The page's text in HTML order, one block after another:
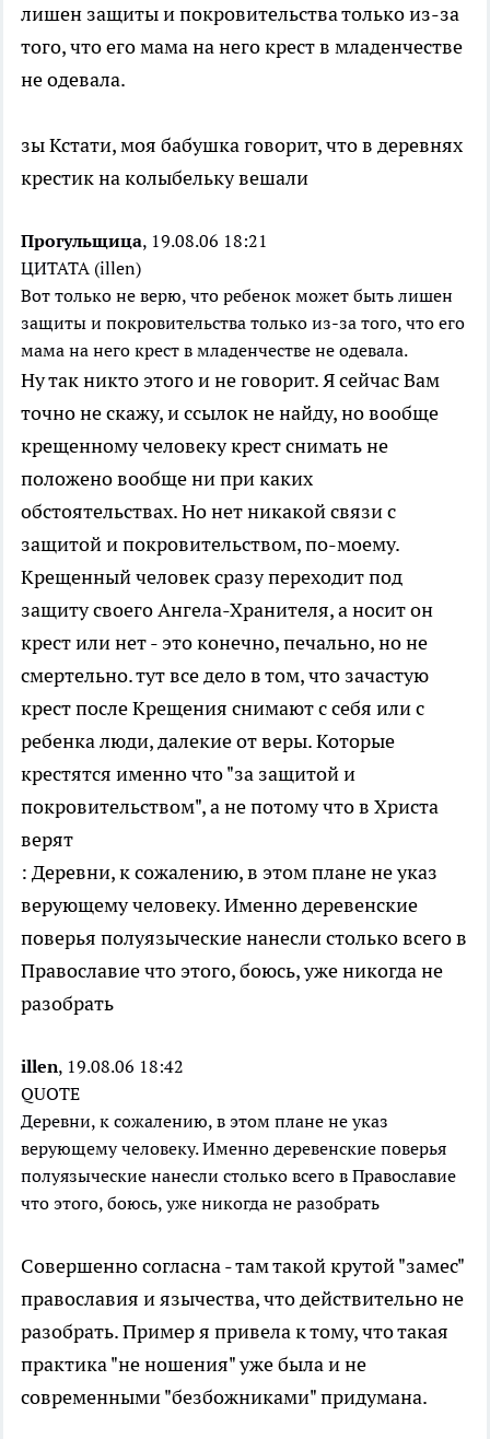
лишен защиты и покровительства только из-за
того, что его мама на него крест в младенчестве
не одевала.
зы Кстати, моя бабушка говорит, что в деревнях
крестик на колыбельку вешали
Прогульщица, 19.08.06 18:21
ЦИТАТА (illen)
Вот только не верю, что ребенок может быть лишен
защиты и покровительства только из-за того, что его
мама на него крест в младенчестве не одевала.
Ну так никто этого и не говорит. Я сейчас Вам
точно не скажу, и ссылок не найду, но вообще
крещенному человеку крест снимать не
положено вообще ни при каких
обстоятельствах. Но нет никакой связи с
защитой и покровительством, по-моему.
Крещенный человек сразу переходит под
защиту своего Ангела-Хранителя, а носит он
крест или нет - это конечно, печально, но не
смертельно. тут все дело в том, что зачастую
крест после Крещения снимают с себя или с
ребенка люди, далекие от веры. Которые
крестятся именно что "за защитой и
покровительством", а не потому что в Христа
верят
: Деревни, к сожалению, в этом плане не указ
верующему человеку. Именно деревенские
поверья полуязыческие нанесли столько всего в
Православие что этого, боюсь, уже никогда не
разобрать
illen, 19.08.06 18:42
QUOTE
Деревни, к сожалению, в этом плане не указ
верующему человеку. Именно деревенские поверья
полуязыческие нанесли столько всего в Православие
что этого, боюсь, уже никогда не разобрать
Совершенно согласна - там такой крутой "замес"
православия и язычества, что действительно не
разобрать. Пример я привела к тому, что такая
практика "не ношения" уже была и не
современными "безбожниками" придумана.